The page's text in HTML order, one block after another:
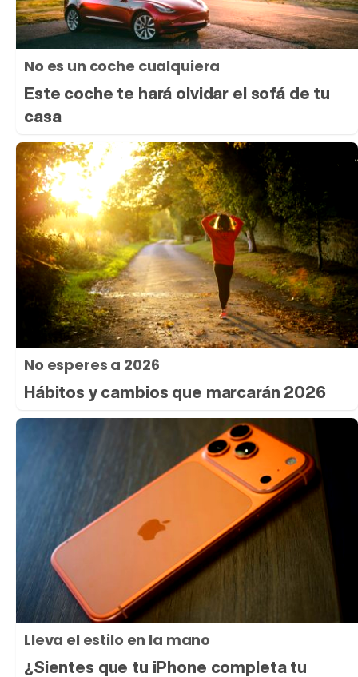
No es un coche cualquiera
Este coche te hará olvidar el sofá de tu
casa
No esperes a 2026
Hábitos y cambios que marcarán 2026
Lleva el estilo en la mano
¿Sientes que tu iPhone completa tu